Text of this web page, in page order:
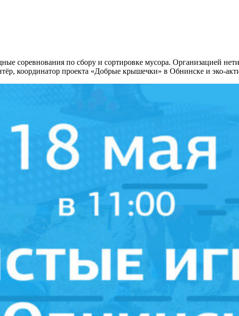
соревнования по сбору и сортировке мусора. Организацией
координатор проекта «Добрые крышечки» в Обнинске и эко-